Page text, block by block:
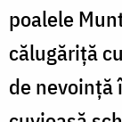
poalele
călugăriță
de nevoință